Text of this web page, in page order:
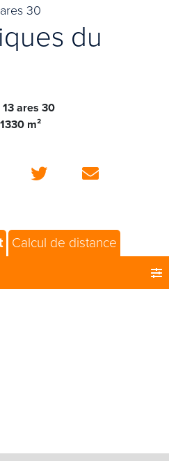
30
du
13 ares 30
1330 m²
Calcul de distance